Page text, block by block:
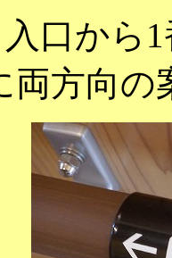
口から
両方向の